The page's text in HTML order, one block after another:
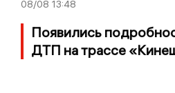
08/08 13:48
Появились
ДТП на трассе